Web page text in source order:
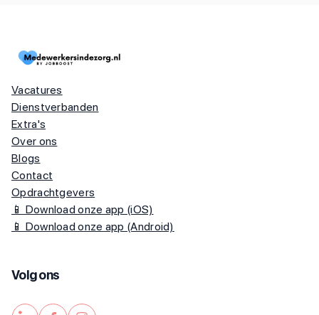
Vacatures
Dienstverbanden
Extra's
Over ons
Blogs
Contact
Opdrachtgevers
📱 Download onze app (iOS)
📱 Download onze app (Android)
Volg ons